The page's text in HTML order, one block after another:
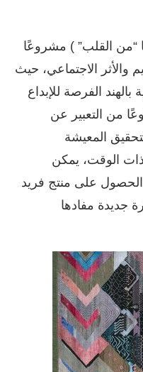
“من القلب” ) مشروعًا
والأثر الاجتماعي، حيث
بالهند الفرصة للإبداع
من التعبير عن
المعيشة
الوقت، يمكن
الحصول على منتج فريد
جديدة مفادها